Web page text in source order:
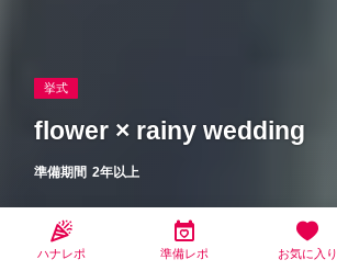
挙式
flower × rainy wedding
準備期間 2年以上
ハナレポ 準備レポ お気に入り